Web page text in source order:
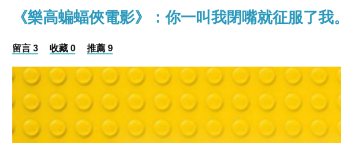
《樂高蝙蝠俠電影》：你一叫我閉嘴就征服了我。
留言 3 收藏 0 推薦 9